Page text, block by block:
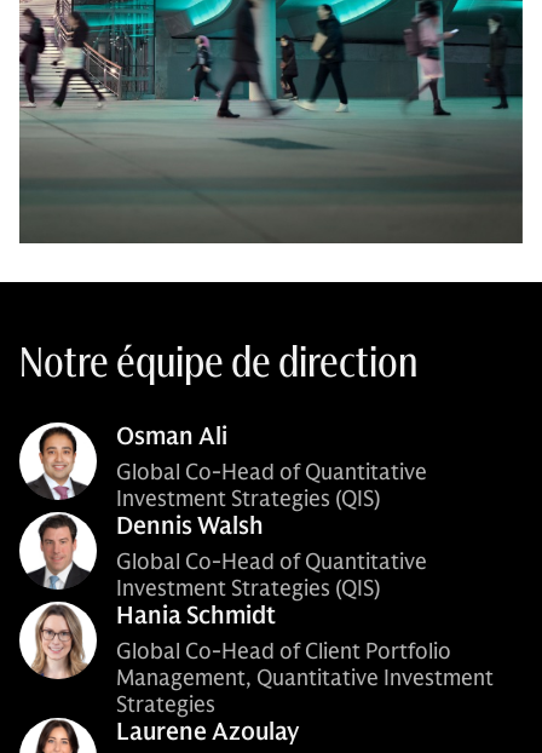
Notre équipe de direction
Osman Ali
Global Co-Head of Quantitative
Investment Strategies (QIS)
Dennis Walsh
Global Co-Head of Quantitative
Investment Strategies (QIS)
Hania Schmidt
Global Co-Head of Client Portfolio
Management, Quantitative Investment
Strategies
Laurene Azoulay